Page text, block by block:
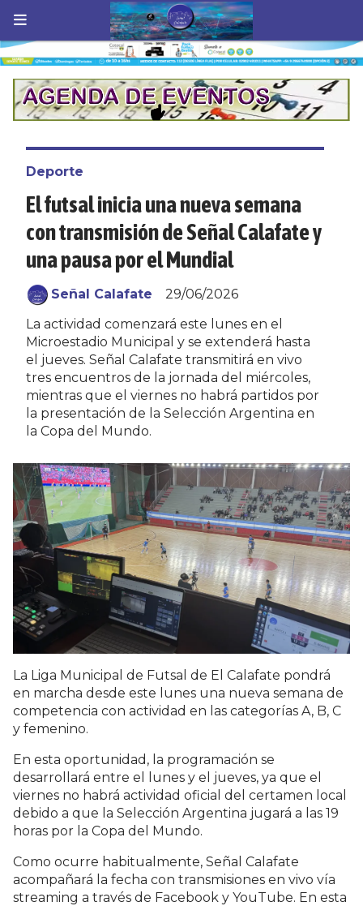
El futsal inicia una nueva semana
con transmisión de Señal Calafate y
una pausa por el Mundial
La actividad comenzará este lunes en el
Microestadio Municipal y se extenderá hasta
el jueves. Señal Calafate transmitirá en vivo
tres encuentros de la jornada del miércoles,
mientras que el viernes no habrá partidos por
la presentación de la Selección Argentina en
la Copa del Mundo.
Deporte
29/06/2026
Señal Calafate
La Liga Municipal de Futsal de El Calafate pondrá
en marcha desde este lunes una nueva semana de
competencia con actividad en las categorías A, B, C
y femenino.
En esta oportunidad, la programación se
desarrollará entre el lunes y el jueves, ya que el
viernes no habrá actividad oficial del certamen local
debido a que la Selección Argentina jugará a las 19
horas por la Copa del Mundo.
Como ocurre habitualmente, Señal Calafate
acompañará la fecha con transmisiones en vivo vía
streaming a través de Facebook y YouTube. En esta